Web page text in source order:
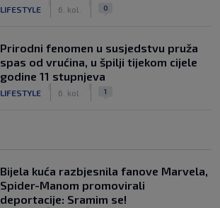
LIFESTYLE 6. kol. 0
Prirodni fenomen u susjedstvu pruža
spas od vrućina, u špilji tijekom cijele
godine 11 stupnjeva
LIFESTYLE 6. kol. 1
Bijela kuća razbjesnila fanove Marvela,
Spider-Manom promovirali
deportacije: Sramim se!